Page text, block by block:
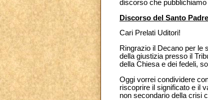
discorso che pubblichiamo
Discorso del Santo Padre
Cari Prelati Uditori!
Ringrazio il Decano per le
della giustizia presso il
della Chiesa e dei fedeli,
Oggi vorrei condividere
riscoprire il significato e il
non secondario della crisi